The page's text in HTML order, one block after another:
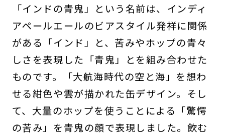
「インドの青鬼」という名前は、インディ
アペールエールのビアスタイル発祥に関係
がある「インド」と、苦みやホップの青々
しさを表現した「青鬼」とを組み合わせた
ものです。「大航海時代の空と海」を想わ
せる紺色や雲が描かれた缶デザイン。そし
て、大量のホップを使うことによる「驚愕
の苦み」を青鬼の顔で表現しました。飲む